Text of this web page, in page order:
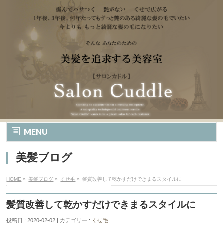
MENU
美髪ブログ
HOME » 美髪ブログ » くせ毛 » 髪質改善して乾かすだけできまるスタイルに
髪質改善して乾かすだけできまるスタイルに
投稿日 : 2020-02-02 カテゴリー : くせ毛